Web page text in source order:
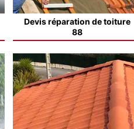
Devis réparation de toiture
88